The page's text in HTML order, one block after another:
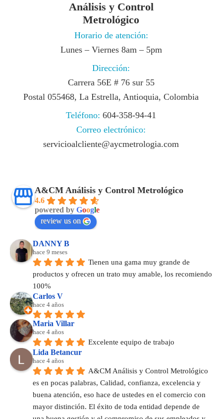
Análisis y Control
Metrológico
Horario de atención:
Lunes – Viernes 8am – 5pm
Dirección:
Carrera 56E # 76 sur 55
Postal 055468, La Estrella, Antioquia, Colombia
Teléfono: 604-358-94-41
Correo electrónico:
servicioalcliente@aycmetrologia.com
A&CM Análisis y Control Metrológico
4.6
powered by Google
review us on
DANNY B
hace 9 meses
Tienen una gama muy grande de
productos y ofrecen un trato muy amable, los recomiendo
100%
Carlos V
hace 4 años
Maria Villar
hace 4 años
Excelente equipo de trabajo
Lida Betancur
hace 4 años
A&CM Análisis y Control Metrológico
es en pocas palabras, Calidad, confianza, excelencia y
buena atención, eso hace de ustedes en el comercio con
mayor distinción. El éxito de toda entidad depende de